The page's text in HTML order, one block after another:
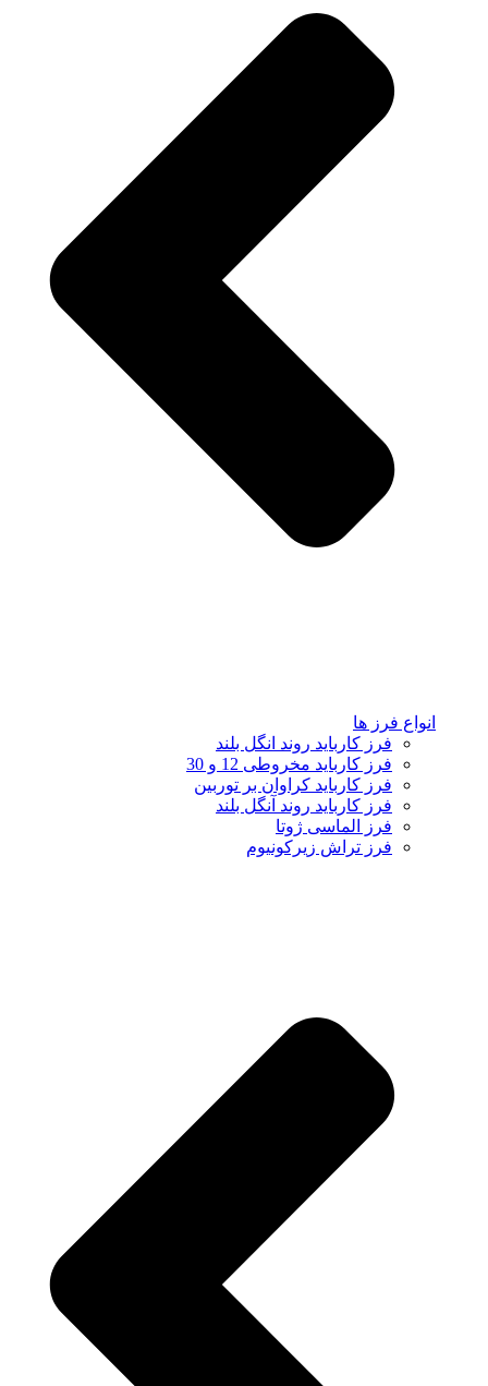
انواع فرز ها
فرز کارباید روند انگل بلند
فرز کارباید مخروطی 12 و 30
فرز کارباید کراوان بر توربین
فرز کارباید روند آنگل بلند
فرز الماسی ژوتا
فرز تراش زیرکونیوم